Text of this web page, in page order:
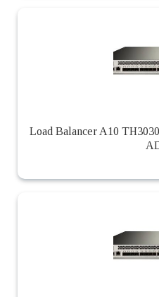
Load Balancer A10